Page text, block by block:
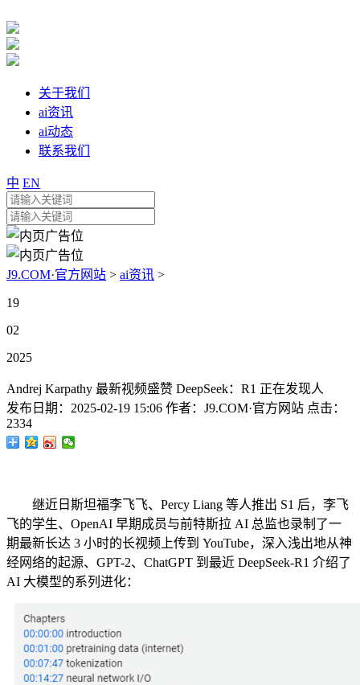
关于我们
ai资讯
ai动态
联系我们
中 EN
J9.COM·官方网站 > ai资讯 >
19
02
2025
Andrej Karpathy 最新视频盛赞 DeepSeek：R1 正在发现人
发布日期： 2025-02-19 15:06 作者： J9.COM·官方网站 点击：
2334
继近日斯坦福李飞飞、Percy Liang 等人推出 S1 后，李飞
飞的学生、OpenAI 早期成员与前特斯拉 AI 总监也录制了一
期最新长达 3 小时的长视频上传到 YouTube，深入浅出地从神
经网络的起源、GPT-2、ChatGPT 到最近 DeepSeek-R1 介绍了
AI 大模型的系列进化：